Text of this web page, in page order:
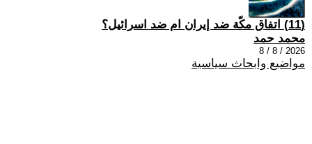
(11) اتفاق مكّة ضد إيران ام ضد اسرائيل؟
محمد حمد
2026 / 8 / 8
مواضيع وابحاث سياسية